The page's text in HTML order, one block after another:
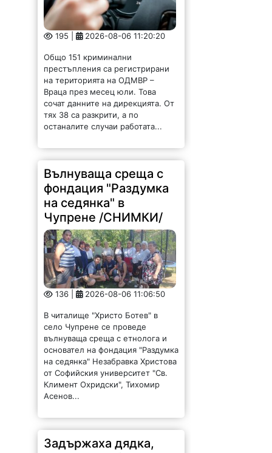
195 | 2026-08-06 11:20:20
Общо 151 криминални
престъпления са регистрирани
на територията на ОДМВР –
Враца през месец юли. Това
сочат данните на дирекцията. От
тях 38 са разкрити, а по
останалите случаи работата...
Вълнуваща среща с
фондация "Раздумка
на седянка" в
Чупрене /СНИМКИ/
136 | 2026-08-06 11:06:50
В читалище "Христо Ботев" в
село Чупрене се проведе
вълнуваща среща с етнолога и
основател на фондация "Раздумка
на седянка" Незабравка Христова
от Софийския университет "Св.
Климент Охридски", Тихомир
Асенов...
Задържаха дядка,